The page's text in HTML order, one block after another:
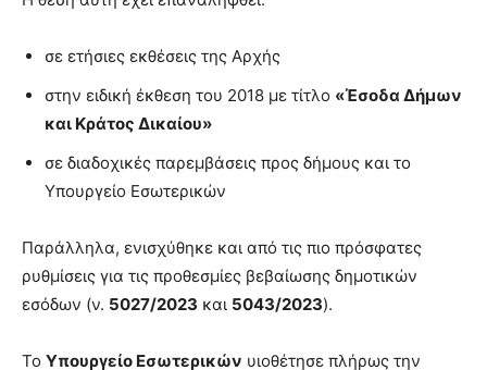
σε ετήσιες εκθέσεις της Αρχής
στην ειδική έκθεση του 2018 με τίτλο «Έσοδα Δήμων
και Κράτος Δικαίου»
σε διαδοχικές παρεμβάσεις προς δήμους και το
Υπουργείο Εσωτερικών
Παράλληλα, ενισχύθηκε και από τις πιο πρόσφατες
ρυθμίσεις για τις προθεσμίες βεβαίωσης δημοτικών
εσόδων (ν. 5027/2023 και 5043/2023).
Το Υπουργείο Εσωτερικών υιοθέτησε πλήρως την